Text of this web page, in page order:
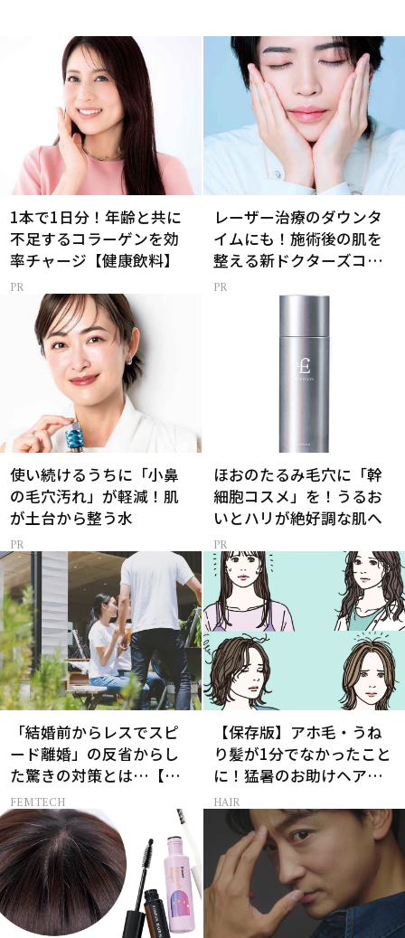
1本で1日分！年齢と共に
不足するコラーゲンを効
率チャージ【健康飲料】
レーザー治療のダウンタ
イムにも！施術後の肌を
整える新ドクターズコス
メ
使い続けるうちに「小鼻
の毛穴汚れ」が軽減！肌
が土台から整う水
ほおのたるみ毛穴に「幹
細胞コスメ」を！うるお
いとハリが絶好調な肌へ
「結婚前からレスでスピ
ード離婚」の反省からし
た驚きの対策とは…【セ
ックスレス AND THE
CITY -女たちの告白-】
FEMTECH
【保存版】アホ毛・うね
り髪が1分でなかったこと
に！猛暑のお助けヘアア
イテム16選
HAIR